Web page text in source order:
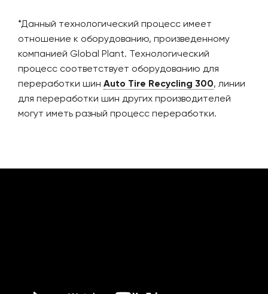
*Данный технологический процесс имеет
отношение к оборудованию, произведенному
компанией Global Plant. Технологический
процесс соответствует оборудованию для
переработки шин Auto Tire Recycling 300, линии
для переработки шин других производителей
могут иметь разный процесс переработки.